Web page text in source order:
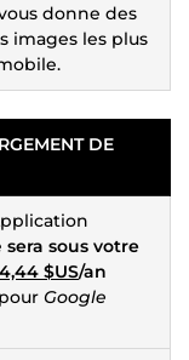
donne des
images les plus
DE
sera sous votre
$US/an
Google